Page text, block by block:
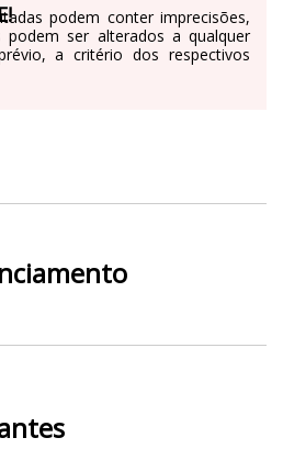
podem conter imprecisões,
ser alterados a qualquer
a critério dos respectivos